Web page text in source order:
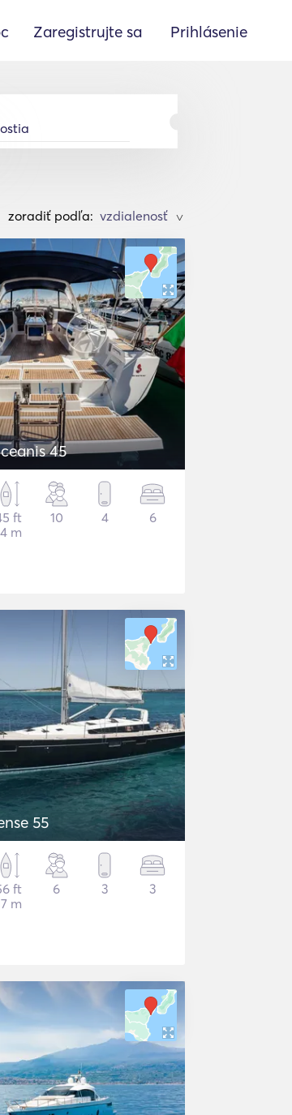
Zaregistrujte sa Prihlásenie
zoradiť podľa: >
45
ft
m
10 4 6
55
ft
m
6 3 3